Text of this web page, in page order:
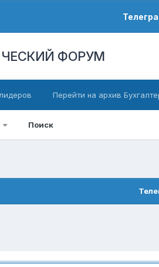
ФОРУМ
Поиск
Перейти на архив